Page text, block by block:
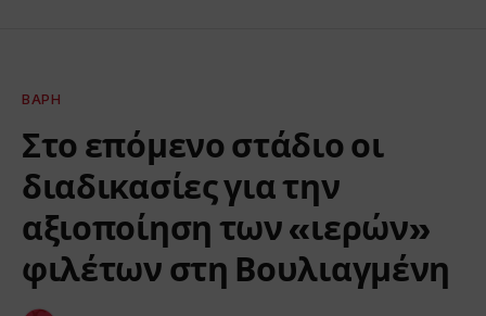
ΒΆΡΗ
Στο επόμενο στάδιο οι
διαδικασίες για την
αξιοποίηση των «ιερών»
φιλέτων στη Βουλιαγμένη